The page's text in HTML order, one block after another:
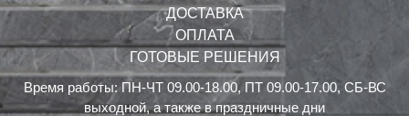
ДОСТАВКА
ОПЛАТА
ГОТОВЫЕ РЕШЕНИЯ
Время работы: ПН-ЧТ 09.00-18.00, ПТ 09.00-17.00, СБ-ВС
выходной, а также в праздничные дни